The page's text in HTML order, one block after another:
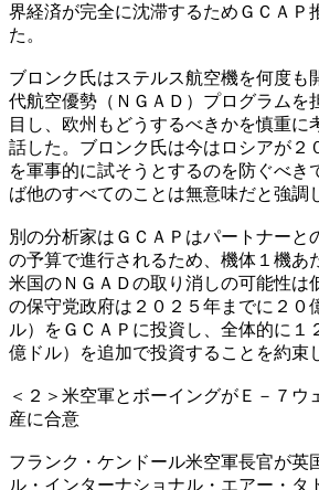
界経済が完全に沈滞するためＧＣＡＰ
た。
ブロンク氏はステルス航空機を何度も
代航空優勢（ＮＧＡＤ）プログラムを
目し、欧州もどうするべきかを慎重に
話した。ブロンク氏は今はロシアが２
を軍事的に試そうとするのを防ぐべき
ば他のすべてのことは無意味だと強調
別の分析家はＧＣＡＰはパートナーと
の予算で進行されるため、機体１機あ
米国のＮＧＡＤの取り消しの可能性は
の保守党政府は２０２５年までに２０
ル）をＧＣＡＰに投資し、全体的に１
億ドル）を追加で投資することを約束
＜２＞米空軍とボーイングがＥ－７ウ
産に合意
フランク・ケンドール米空軍長官が英
ル・インターナショナル・エアー・タ